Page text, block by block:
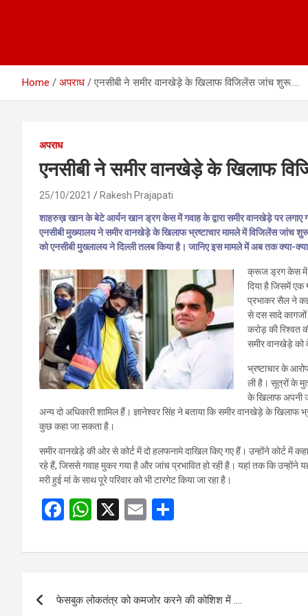
Home अपराध एनसीबी ने समीर वानखेड़े के खिलाफ विजिलेंस जांच शुरू….
अपराध
एनसीबी ने समीर वानखेड़े के खिलाफ
25/10/2021 Rakesh Prajapati
शाहरुख़ खान के बेटे आर्यन खान ड्रग केस में गवाह के द्वारा समीर वानखेड़े पर लगाए
एनसीबी मुख्यालय ने समीर वानखेड़े के खिलाफ भ्रष्टाचार मामले में विजिलेंस जांच
को एनसीबी मुख्लालय ने दिल्ली तलब किया है। जानिए इस मामले में अब तक क्या-
क्रूज ड्रग केस में
दिया है जिसमें एक
प्रभाकर सैल ने
से दस सादे कागजों
करोड़ की रिश्वत
समीर वानखेड़े को
भ्रष्टाचार के
ली है। सूत्रों के
के खिलाफ अपनी
अन्य दो अधिकारी शामिल हैं। ज्ञानेश्वर सिंह ने बताया कि समीर वानखेड़े के
कुछ कहा जा सकता है।
समीर वानखेड़े की ओर से कोर्ट में दो हलफनामे दाखिल किए गए हैं। उन्होंने कोर्ट में
रहे हैं, जिससे गवाह मुकर गया है और जांच प्रभावित हो रही है। यहां तक कि उन्होंने
मरी हुई मां के साथ पूरे परिवार को भी टारगेट किया जा रहा है।
F
ce
o
W
at
A
X
E
ail ar
फेसबुक लोकतंत्र को कमजोर करने की कोशिश में ….